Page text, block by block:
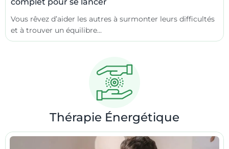
Vous rêvez d’aider les autres à surmonter leurs difficultés
et à trouver un équilibre...
Thérapie Énergétique